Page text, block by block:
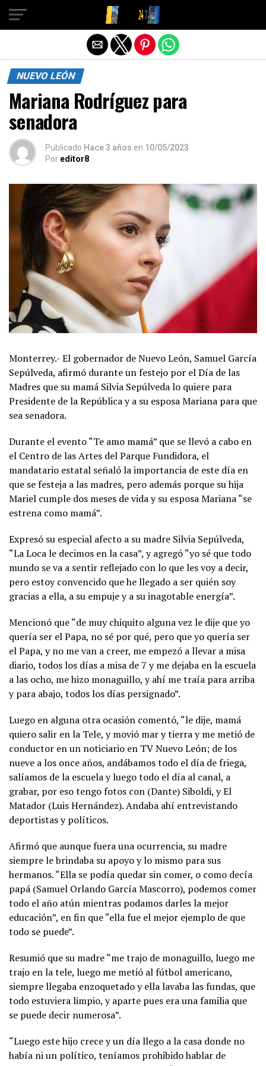
NUEVO LEÓN
Mariana Rodríguez para
senadora
Publicado Hace 3 años en 10/05/2023
Por editor8
Monterrey.- El gobernador de Nuevo León, Samuel García
Sepúlveda, afirmó durante un festejo por el Día de las
Madres que su mamá Silvia Sepúlveda lo quiere para
Presidente de la República y a su esposa Mariana para que
sea senadora.
Durante el evento “Te amo mamá” que se llevó a cabo en
el Centro de las Artes del Parque Fundidora, el
mandatario estatal señaló la importancia de este día en
que se festeja a las madres, pero además porque su hija
Mariel cumple dos meses de vida y su esposa Mariana “se
estrena como mamá”.
Expresó su especial afecto a su madre Silvia Sepúlveda,
“La Loca le decimos en la casa”, y agregó “yo sé que todo
mundo se va a sentir reflejado con lo que les voy a decir,
pero estoy convencido que he llegado a ser quién soy
gracias a ella, a su empuje y a su inagotable energía”.
Mencionó que “de muy chiquito alguna vez le dije que yo
quería ser el Papa, no sé por qué, pero que yo quería ser
el Papa, y no me van a creer, me empezó a llevar a misa
diario, todos los días a misa de 7 y me dejaba en la escuela
a las ocho, me hizo monaguillo, y ahí me traía para arriba
y para abajo, todos los días persignado”.
Luego en alguna otra ocasión comentó, “le dije, mamá
quiero salir en la Tele, y movió mar y tierra y me metió de
conductor en un noticiario en TV Nuevo León; de los
nueve a los once años, andábamos todo el día de friega,
salíamos de la escuela y luego todo el día al canal, a
grabar, por eso tengo fotos con (Dante) Siboldi, y El
Matador (Luis Hernández). Andaba ahí entrevistando
deportistas y políticos.
Afirmó que aunque fuera una ocurrencia, su madre
siempre le brindaba su apoyo y lo mismo para sus
hermanos. “Ella se podía quedar sin comer, o como decía
papá (Samuel Orlando García Mascorro), podemos comer
todo el año atún mientras podamos darles la mejor
educación”, en fin que “ella fue el mejor ejemplo de que
todo se puede”.
Resumió que su madre “me trajo de monaguillo, luego me
trajo en la tele, luego me metió al fútbol americano,
siempre llegaba enzoquetado y ella lavaba las fundas, que
todo estuviera limpio, y aparte pues era una familia que
se puede decir numerosa”.
“Luego este hijo crece y un día llego a la casa donde no
había ni un político, teníamos prohibido hablar de
Salir de la versión móvil